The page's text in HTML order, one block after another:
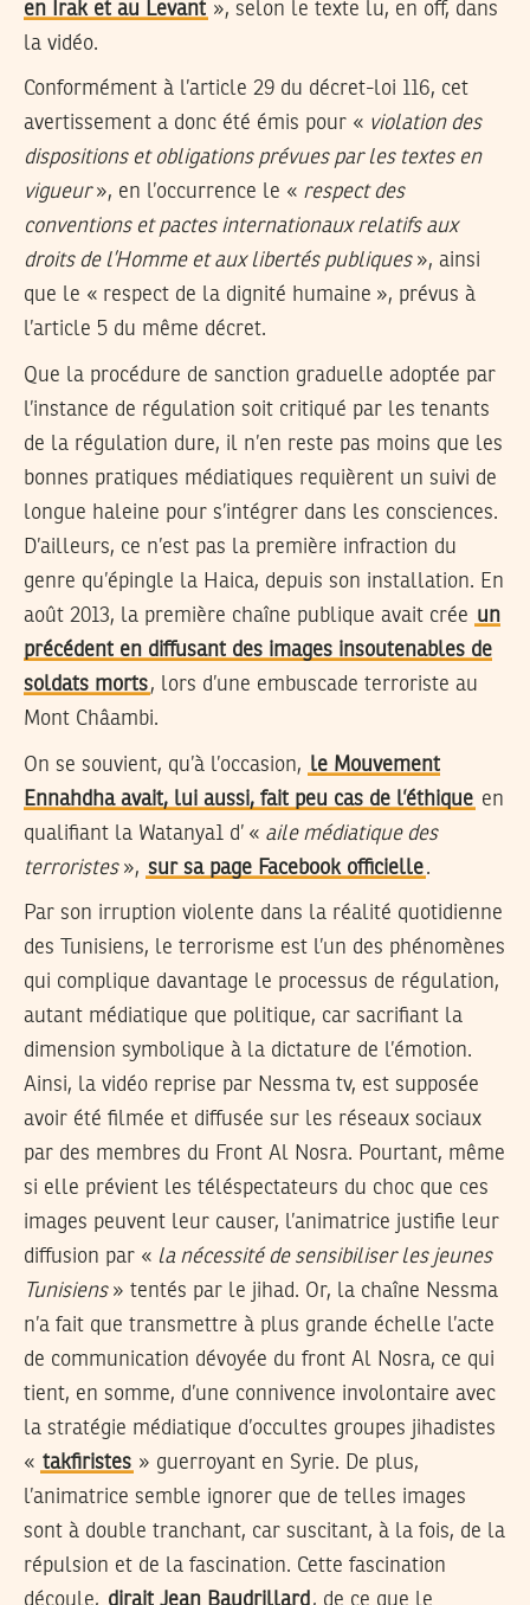
en Irak et au Levant », selon le texte lu, en off, dans
la vidéo.
Conformément à l’article 29 du décret-loi 116, cet
avertissement a donc été émis pour « violation des
dispositions et obligations prévues par les textes en
vigueur», en l’occurrence le « respect des
conventions et pactes internationaux relatifs aux
droits de l’Homme et aux libertés publiques», ainsi
que le « respect de la dignité humaine », prévus à
l’article 5 du même décret.
Que la procédure de sanction graduelle adoptée par
l’instance de régulation soit critiqué par les tenants
de la régulation dure, il n’en reste pas moins que les
bonnes pratiques médiatiques requièrent un suivi de
longue haleine pour s’intégrer dans les consciences.
D’ailleurs, ce n’est pas la première infraction du
genre qu’épingle la Haica, depuis son installation. En
août 2013, la première chaîne publique avait crée un
précédent en diffusant des images insoutenables de
soldats morts, lors d’une embuscade terroriste au
Mont Châambi.
On se souvient, qu’à l’occasion, le Mouvement
Ennahdha avait, lui aussi, fait peu cas de l’éthique en
qualifiant la Watanya1 d’ « aile médiatique des
terroristes», sur sa page Facebook officielle.
Par son irruption violente dans la réalité quotidienne
des Tunisiens, le terrorisme est l’un des phénomènes
qui complique davantage le processus de régulation,
autant médiatique que politique, car sacrifiant la
dimension symbolique à la dictature de l’émotion.
Ainsi, la vidéo reprise par Nessma tv, est supposée
avoir été filmée et diffusée sur les réseaux sociaux
par des membres du Front Al Nosra. Pourtant, même
si elle prévient les téléspectateurs du choc que ces
images peuvent leur causer, l’animatrice justifie leur
diffusion par « la nécessité de sensibiliser les jeunes
Tunisiens» tentés par le jihad. Or, la chaîne Nessma
n’a fait que transmettre à plus grande échelle l’acte
de communication dévoyée du front Al Nosra, ce qui
tient, en somme, d’une connivence involontaire avec
la stratégie médiatique d’occultes groupes jihadistes
« takfiristes » guerroyant en Syrie. De plus,
l’animatrice semble ignorer que de telles images
sont à double tranchant, car suscitant, à la fois, de la
répulsion et de la fascination. Cette fascination
découle, dirait Jean Baudrillard , de ce que le